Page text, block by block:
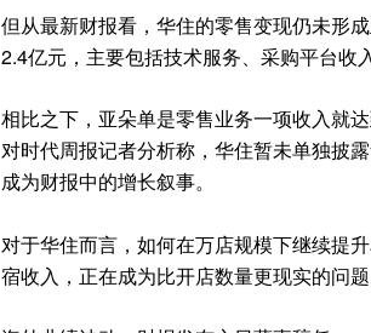
但从最新财报看，华住的零售变现仍未形
2.4亿元，主要包括技术服务、采购平台收
相比之下，亚朵单是零售业务一项收入就
对时代周报记者分析称，华住暂未单独披
成为财报中的增长叙事。
对于华住而言，如何在万店规模下继续提
宿收入，正在成为比开店数量更现实的问题